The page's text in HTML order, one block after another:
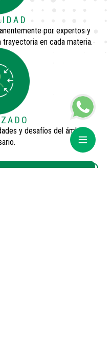
por expertos y
en cada materia.
y desafíos del ámbito